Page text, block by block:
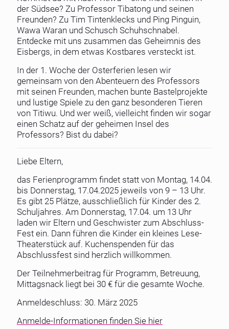
der Südsee? Zu Professor Tibatong und seinen
Freunden? Zu Tim Tintenklecks und Ping Pinguin,
Wawa Waran und Schusch Schuhschnabel.
Entdecke mit uns zusammen das Geheimnis des
Eisbergs, in dem etwas Kostbares versteckt ist.
In der 1. Woche der Osterferien lesen wir
gemeinsam von den Abenteuern des Professors
mit seinen Freunden, machen bunte Bastelprojekte
und lustige Spiele zu den ganz besonderen Tieren
von Titiwu. Und wer weiß, vielleicht finden wir sogar
einen Schatz auf der geheimen Insel des
Professors? Bist du dabei?
Liebe Eltern,
das Ferienprogramm findet statt von Montag, 14.04.
bis Donnerstag, 17.04.2025 jeweils von 9 – 13 Uhr.
Es gibt 25 Plätze, ausschließlich für Kinder des 2.
Schuljahres. Am Donnerstag, 17.04. um 13 Uhr
laden wir Eltern und Geschwister zum Abschluss-
Fest ein. Dann führen die Kinder ein kleines Lese-
Theaterstück auf. Kuchenspenden für das
Abschlussfest sind herzlich willkommen.
Der Teilnehmerbeitrag für Programm, Betreuung,
Mittagsnack liegt bei 30 € für die gesamte Woche.
Anmeldeschluss: 30. März 2025
Anmelde-Informationen finden Sie hier